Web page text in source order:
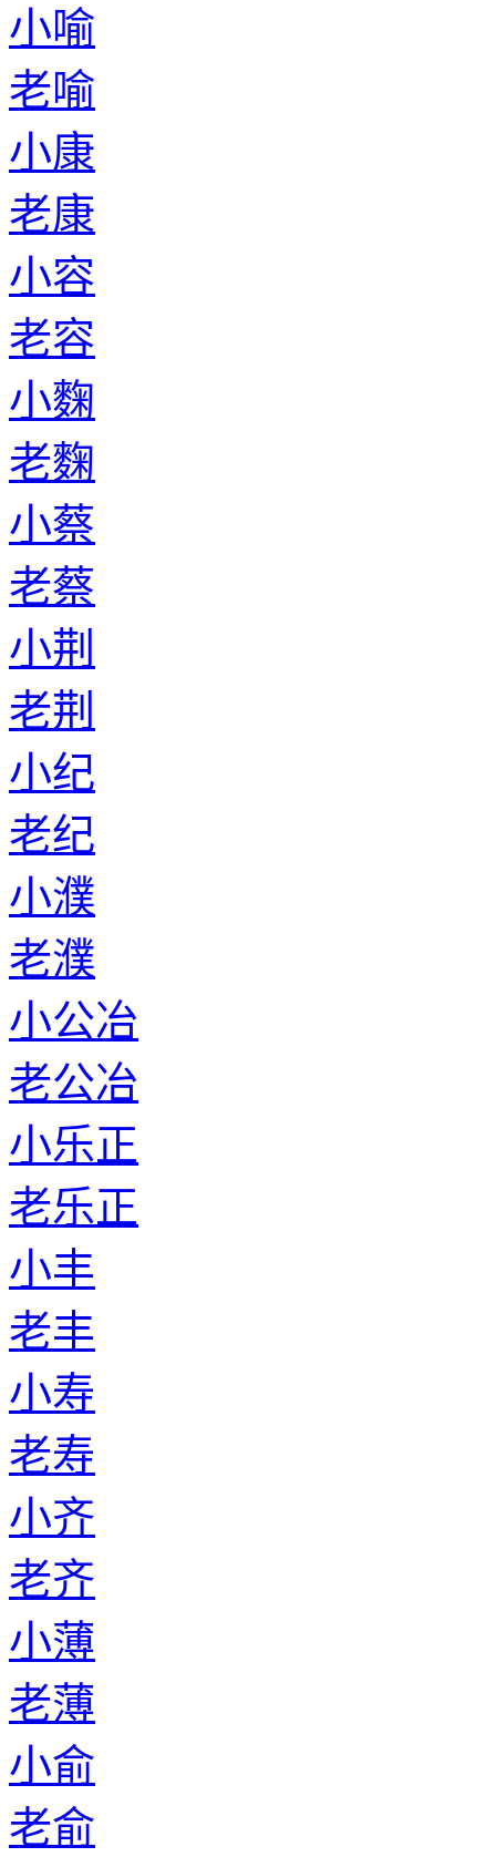
小喻
老喻
小康
老康
小容
老容
小麴
老麴
小蔡
老蔡
小荆
老荆
小纪
老纪
小濮
老濮
小公冶
老公冶
小乐正
老乐正
小丰
老丰
小寿
老寿
小齐
老齐
小薄
老薄
小俞
老俞